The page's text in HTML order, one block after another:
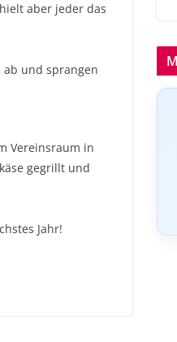
aber jeder das
ab und sprangen
Vereinsraum in
gegrillt und
Jahr!